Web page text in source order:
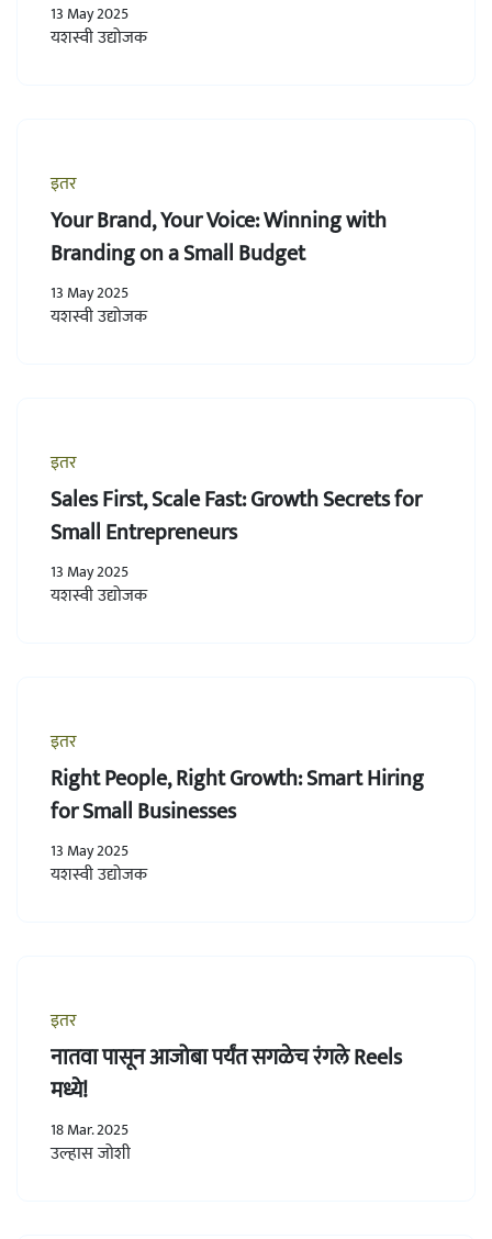
13 May 2025
यशस्वी उद्योजक
इतर
Your Brand, Your Voice: Winning with
Branding on a Small Budget
13 May 2025
यशस्वी उद्योजक
इतर
Sales First, Scale Fast: Growth Secrets for
Small Entrepreneurs
13 May 2025
यशस्वी उद्योजक
इतर
Right People, Right Growth: Smart Hiring
for Small Businesses
13 May 2025
यशस्वी उद्योजक
इतर
नातवा पासून आजोबा पर्यंत सगळेच रंगले Reels
मध्ये!
18 Mar. 2025
उल्हास जोशी